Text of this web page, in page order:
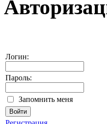
Логин:
Пароль:
Запомнить меня